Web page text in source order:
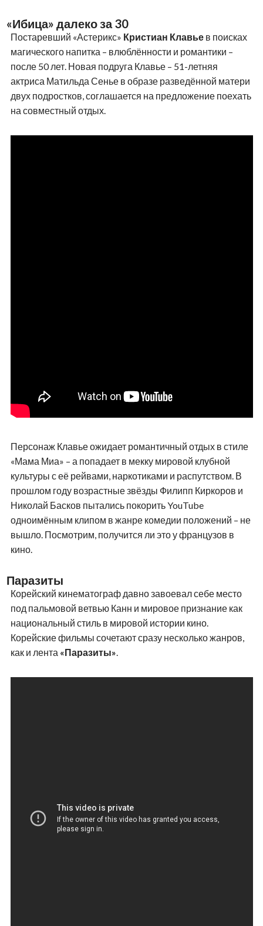
«Ибица» далеко за 30
Постаревший «Астерикс» Кристиан Клавьев поисках
магического напитка – влюблённости и романтики –
после 50 лет. Новая подруга Клавье – 51-летняя
актриса Матильда Сенье в образе разведённой матери
двух подростков, соглашается на предложение поехать
на совместный отдых.
Персонаж Клавье ожидает романтичный отдых в стиле
«Мама Миа» – а попадает в мекку мировой клубной
культуры с её рейвами, наркотиками и распутством. В
прошлом году возрастные звёзды Филипп Киркоров и
Николай Басков пытались покорить YouTube
одноимённым клипом в жанре комедии положений – не
вышло. Посмотрим, получится ли это у французов в
кино.
Паразиты
Корейский кинематограф давно завоевал себе место
под пальмовой ветвью Канн и мировое признание как
национальный стиль в мировой истории кино.
Корейские фильмы сочетают сразу несколько жанров,
как и лента «Паразиты».